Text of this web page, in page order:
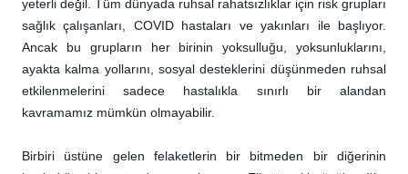
yeterli değil. Tüm dünyada ruhsal rahatsızlıklar için risk grupları
sağlık çalışanları, COVID hastaları ve yakınları ile başlıyor.
Ancak bu grupların her birinin yoksulluğu, yoksunluklarını,
ayakta kalma yollarını, sosyal desteklerini düşünmeden ruhsal
etkilenmelerini sadece hastalıkla sınırlı bir alandan
kavramamız mümkün olmayabilir.
Birbiri üstüne gelen felaketlerin bir bitmeden bir diğerinin